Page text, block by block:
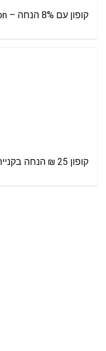
קופון עם 8% הנחה – Vardinon ורדינון
קופון 25 ₪ הנחה בקנייה מעל 300 ₪ – Comses קומסס